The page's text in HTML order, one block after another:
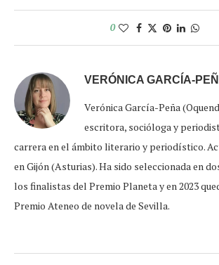
0
VERÓNICA GARCÍA-
Verónica García-Peña
escritora, socióloga y
carrera en el ámbito literario y periodístico.
en Gijón (Asturias). Ha sido seleccionada en
los finalistas del Premio Planeta y en 2023
Premio Ateneo de novela de Sevilla.